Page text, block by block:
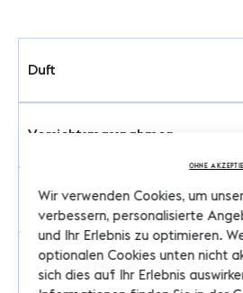
Wir verwenden Cookies, um
verbessern, personalisierte
und Ihr Erlebnis zu optimieren.
optionalen Cookies unten nicht
sich dies auf Ihr Erlebnis
OHNE
Duft
Vorsichtsmassnahmen
Bewertungen
Produktfragen